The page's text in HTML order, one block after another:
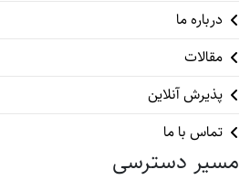
درباره ما
مقالات
پذیرش آنلاین
تماس با ما
مسیر دسترسی